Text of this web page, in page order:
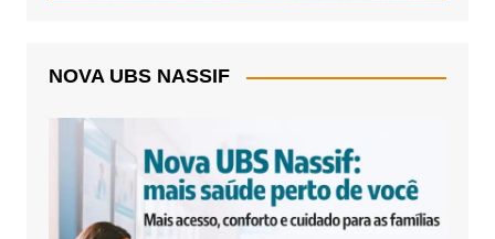
NOVA UBS NASSIF